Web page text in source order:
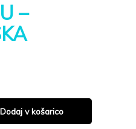
–
Dodaj v košarico